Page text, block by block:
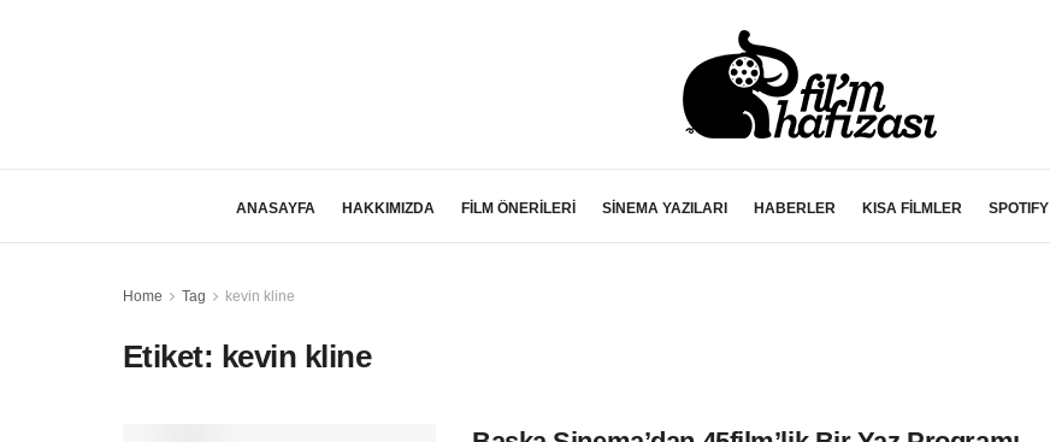
ANASAYFA HAKKIMIZDA FİLM ÖNERİLERİ SİNEMA YAZILARI HABERLER KISA FİLMLER SPOTIFY
Home Tag kevin kline
Etiket: kevin kline